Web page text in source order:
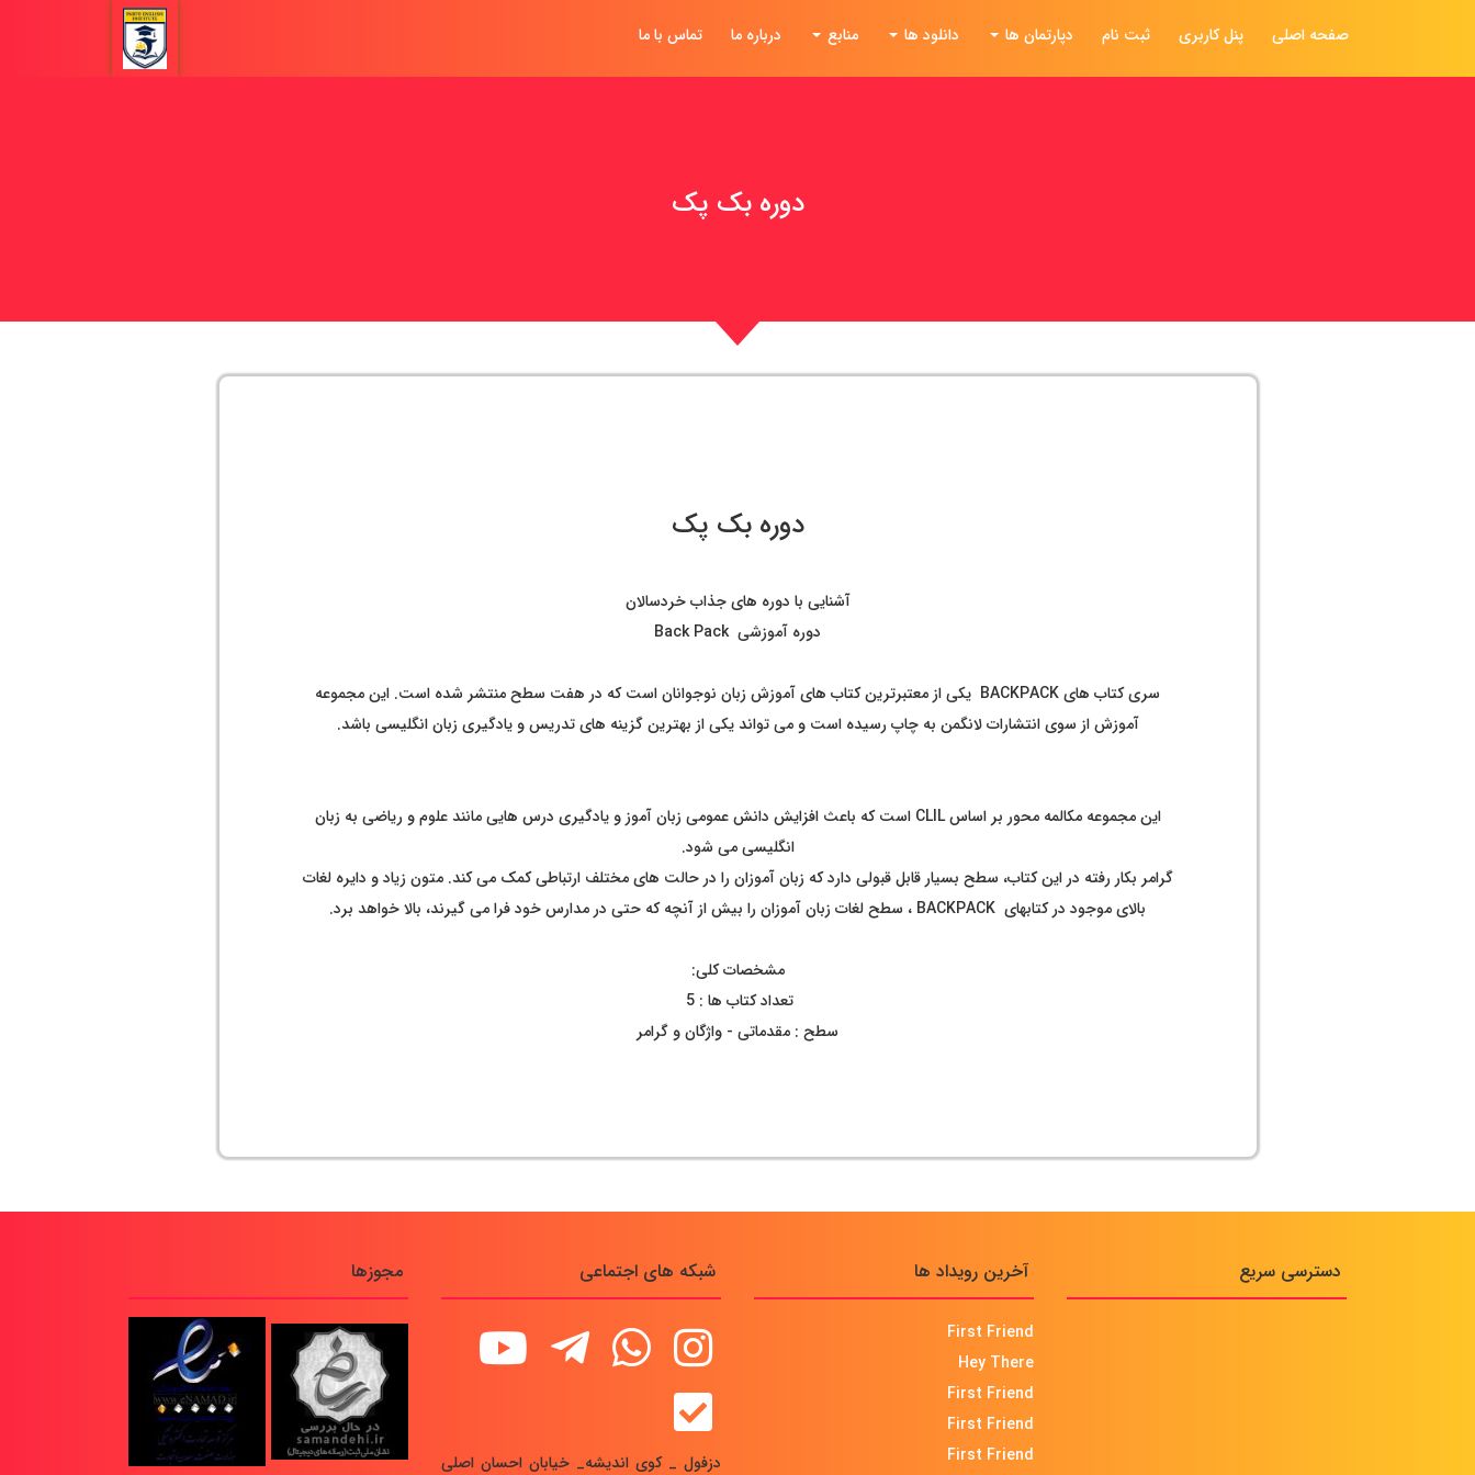
صفحه اصلی پنل کاربری ثبت نام دپارتمان ها دانلود ها منابع درباره ما تماس با ما
دوره بک پک
دوره بک پک
آشنایی با دوره های جذاب خردسالان
دوره آموزشی Back Pack
سری کتاب های BACKPACK یکی از معتبرترین کتاب های آموزش زبان نوجوانان است که در هفت سطح منتشر شده است. این مجموعه
آموزش از سوی انتشارات لانگمن به چاپ رسیده است و می تواند یکی از بهترین گزینه های تدریس و یادگیری زبان انگلیسی باشد.
این مجموعه مکالمه محور بر اساس CLIL است که باعث افزایش دانش عمومی زبان آموز و یادگیری درس هایی مانند علوم و ریاضی به زبان
انگلیسی می شود.
گرامر بکار رفته در این کتاب، سطح بسیار قابل قبولی دارد که زبان آموزان را در حالت های مختلف ارتباطی کمک می کند. متون زیاد و دایره لغات
بالای موجود در کتابهای BACKPACK ، سطح لغات زبان آموزان را بیش از آنچه که حتی در مدارس خود فرا می گیرند، بالا خواهد برد.
مشخصات کلی:
تعداد کتاب ها : 5
سطح : مقدماتی - واژگان و گرامر
دسترسی سریع آخرین رویداد ها
First Friend
Hey There
First Friend
First Friend
First Friend
شبکه های اجتماعی
دزفول _ کوی اندیشه_ خیابان احسان اصلی
مجوزها